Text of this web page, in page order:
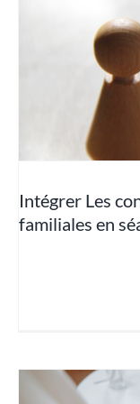
Clean Language
Hypnose
Hypnose et
Intégrer Les
familiales en